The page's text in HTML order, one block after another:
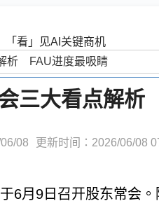
看」见AI关键商机
三大看点解
08 更新时间：2026/06/08
6月9日召开股东常会